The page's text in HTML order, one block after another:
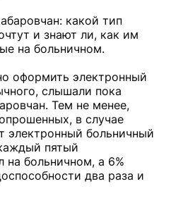
какой тип
и знают ли, как им
на больничном.
оформить электронный
слышали пока
Тем не менее,
в случае
электронный больничный
пятый
на больничном, а 6%
два раза и